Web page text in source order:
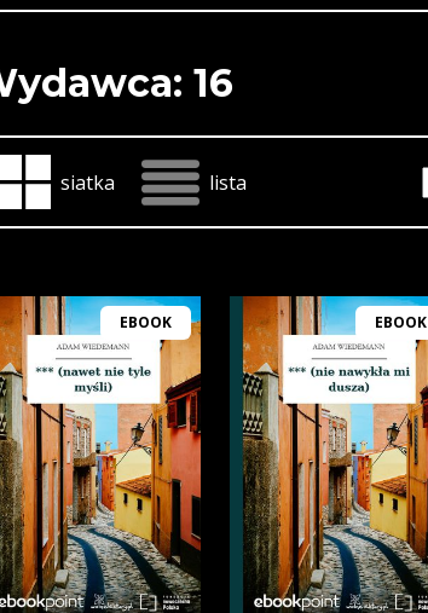
16
siatka lista
EBOOK EBOOK